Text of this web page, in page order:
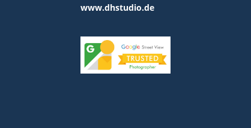
www.dhstudio.de